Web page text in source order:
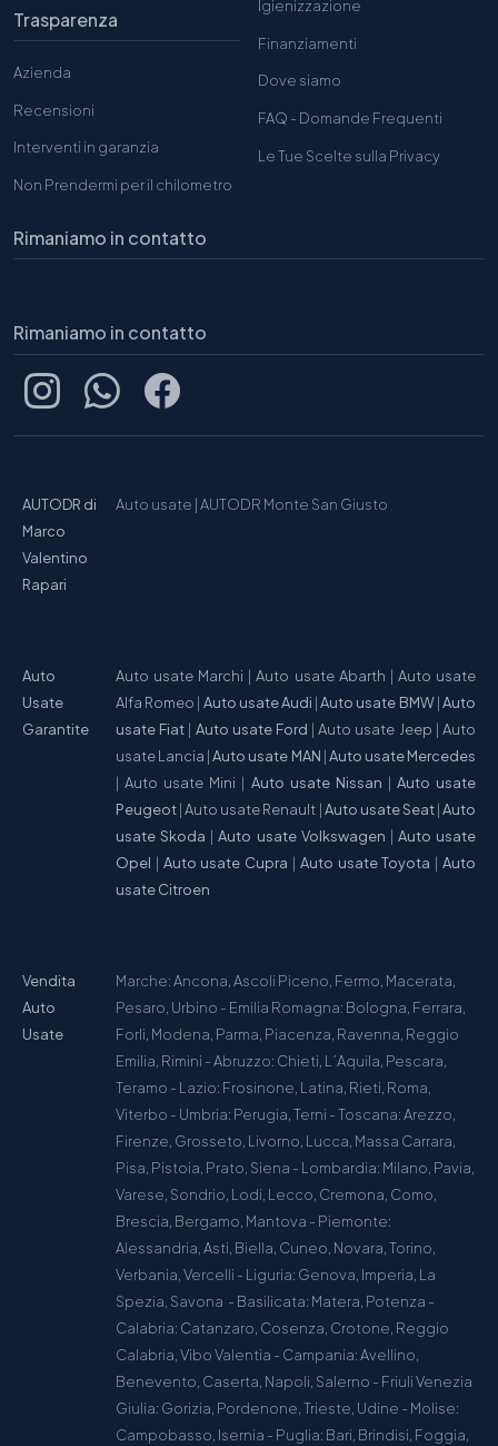
Trasparenza
Azienda
Recensioni
Interventi in garanzia
Non Prendermi per il chilometro
Igienizzazione
Finanziamenti
Dove siamo
FAQ - Domande Frequenti
Le Tue Scelte sulla Privacy
Rimaniamo in contatto
Rimaniamo in contatto
AUTODR di
Marco
Valentino
Rapari
Auto usate |AUTODR Monte San Giusto
Auto
Usate
Garantite
Auto usate Marchi |Auto usate Abarth | Auto usate
Alfa Romeo | Auto usate Audi |Auto usate BMW|Auto
usate Fiat | Auto usate Ford |Auto usate Jeep |Auto
usate Lancia |Auto usate MAN |Auto usate Mercedes
|Auto usate Mini | Auto usate Nissan | Auto usate
Peugeot|Auto usate Renault |Auto usate Seat|Auto
usate Skoda |Auto usate Volkswagen | Auto usate
Opel | Auto usate Cupra | Auto usate Toyota |Auto
usate Citroen
Vendita
Auto
Usate
Marche: Ancona, Ascoli Piceno, Fermo, Macerata,
Pesaro, Urbino - Emilia Romagna: Bologna, Ferrara,
Forli, Modena, Parma, Piacenza, Ravenna, Reggio
Emilia, Rimini - Abruzzo: Chieti, L´Aquila, Pescara,
Teramo - Lazio: Frosinone, Latina, Rieti, Roma,
Viterbo - Umbria: Perugia, Terni - Toscana: Arezzo,
Firenze, Grosseto, Livorno, Lucca, Massa Carrara,
Pisa, Pistoia, Prato, Siena - Lombardia: Milano, Pavia,
Varese, Sondrio, Lodi, Lecco, Cremona, Como,
Brescia, Bergamo, Mantova - Piemonte:
Alessandria, Asti, Biella, Cuneo, Novara, Torino,
Verbania, Vercelli - Liguria: Genova, Imperia, La
Spezia, Savona - Basilicata: Matera, Potenza -
Calabria: Catanzaro, Cosenza, Crotone, Reggio
Calabria, Vibo Valentia - Campania: Avellino,
Benevento, Caserta, Napoli, Salerno - Friuli Venezia
Giulia: Gorizia, Pordenone, Trieste, Udine - Molise:
Campobasso, Isernia - Puglia: Bari, Brindisi, Foggia,